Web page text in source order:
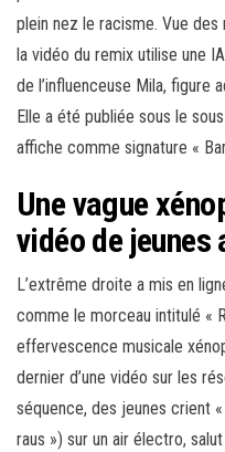
plein nez le racisme. Vue
la vidéo du remix utilise une
de l’influenceuse Mila, figure
Elle a été publiée sous le
affiche comme signature «
Une vague
vidéo de
L’extrême droite a mis en
comme le morceau intitulé «
effervescence musicale
dernier d’une vidéo sur les
séquence, des jeunes crient
raus ») sur un air électro,